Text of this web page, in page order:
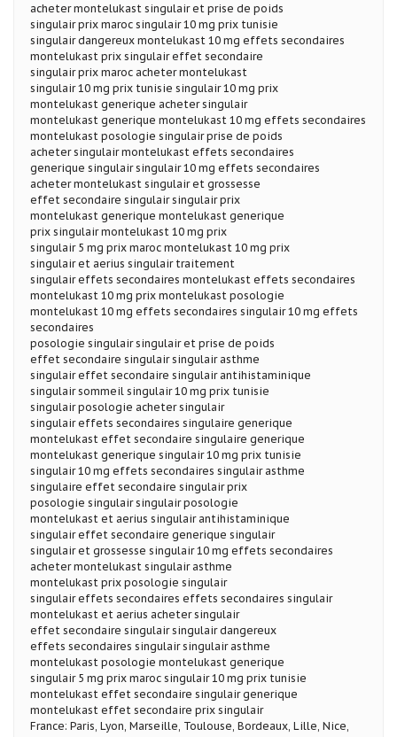
acheter montelukast singulair et prise de poids
singulair prix maroc singulair 10 mg prix tunisie
singulair dangereux montelukast 10 mg effets secondaires
montelukast prix singulair effet secondaire
singulair prix maroc acheter montelukast
singulair 10 mg prix tunisie singulair 10 mg prix
montelukast generique acheter singulair
montelukast generique montelukast 10 mg effets secondaires
montelukast posologie singulair prise de poids
acheter singulair montelukast effets secondaires
generique singulair singulair 10 mg effets secondaires
acheter montelukast singulair et grossesse
effet secondaire singulair singulair prix
montelukast generique montelukast generique
prix singulair montelukast 10 mg prix
singulair 5 mg prix maroc montelukast 10 mg prix
singulair et aerius singulair traitement
singulair effets secondaires montelukast effets secondaires
montelukast 10 mg prix montelukast posologie
montelukast 10 mg effets secondaires singulair 10 mg effets
secondaires
posologie singulair singulair et prise de poids
effet secondaire singulair singulair asthme
singulair effet secondaire singulair antihistaminique
singulair sommeil singulair 10 mg prix tunisie
singulair posologie acheter singulair
singulair effets secondaires singulaire generique
montelukast effet secondaire singulaire generique
montelukast generique singulair 10 mg prix tunisie
singulair 10 mg effets secondaires singulair asthme
singulaire effet secondaire singulair prix
posologie singulair singulair posologie
montelukast et aerius singulair antihistaminique
singulair effet secondaire generique singulair
singulair et grossesse singulair 10 mg effets secondaires
acheter montelukast singulair asthme
montelukast prix posologie singulair
singulair effets secondaires effets secondaires singulair
montelukast et aerius acheter singulair
effet secondaire singulair singulair dangereux
effets secondaires singulair singulair asthme
montelukast posologie montelukast generique
singulair 5 mg prix maroc singulair 10 mg prix tunisie
montelukast effet secondaire singulair generique
montelukast effet secondaire prix singulair
France: Paris, Lyon, Marseille, Toulouse, Bordeaux, Lille, Nice,